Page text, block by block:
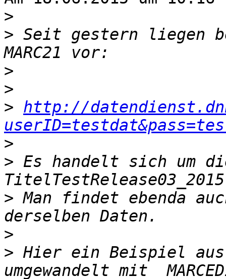
>
> Seit gestern liegen
>
>
> http://
>
> Es handelt sich um
> Man findet ebenda
>
> Hier ein Beispiel